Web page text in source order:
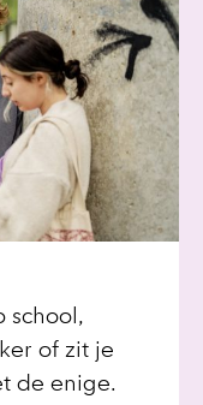
school,
of zit je
de enige.